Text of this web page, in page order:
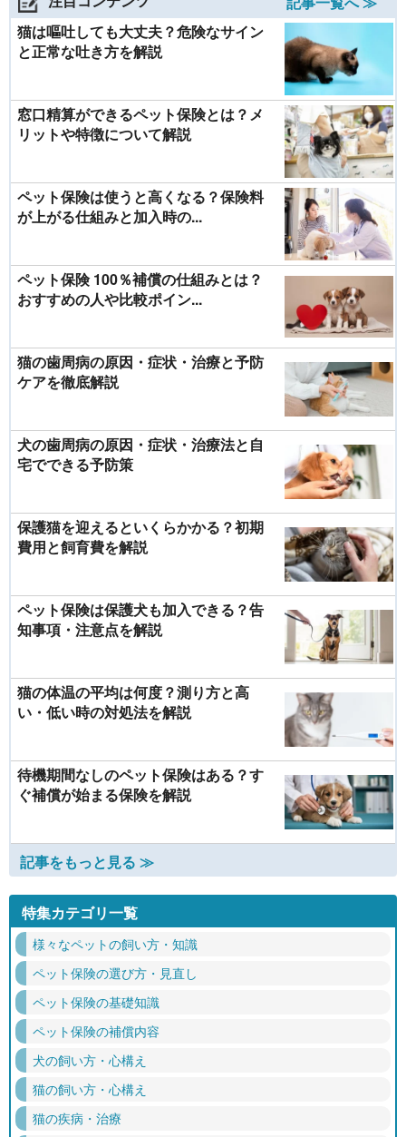
猫は嘔吐しても大丈夫？危険なサイン
と正常な吐き方を解説
窓口精算ができるペット保険とは？メ
リットや特徴について解説
ペット保険は使うと高くなる？保険料
が上がる仕組みと加入時の...
ペット保険 100％補償の仕組みとは？
おすすめの人や比較ポイン...
猫の歯周病の原因・症状・治療と予防
ケアを徹底解説
犬の歯周病の原因・症状・治療法と自
宅でできる予防策
保護猫を迎えるといくらかかる？初期
費用と飼育費を解説
ペット保険は保護犬も加入できる？告
知事項・注意点を解説
猫の体温の平均は何度？測り方と高
い・低い時の対処法を解説
待機期間なしのペット保険はある？す
ぐ補償が始まる保険を解説
記事をもっと見る ≫
特集カテゴリ一覧
様々なペットの飼い方・知識
ペット保険の選び方・見直し
ペット保険の基礎知識
ペット保険の補償内容
犬の飼い方・心構え
猫の飼い方・心構え
猫の疾病・治療